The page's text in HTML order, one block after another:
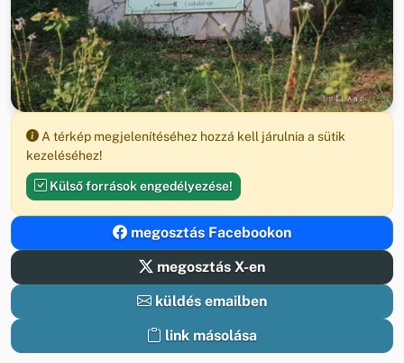
A térkép megjelenítéséhez hozzá kell járulnia a sütik
kezeléséhez!
Külső források engedélyezése!
megosztás Facebookon
megosztás X-en
küldés emailben
link másolása